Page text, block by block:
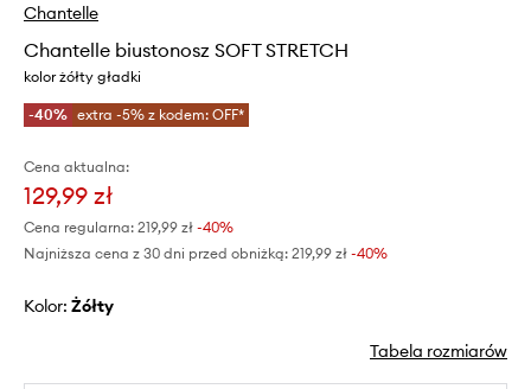
Chantelle
Chantelle biustonosz SOFT STRETCH
kolor żółty gładki
-40% extra -5% z kodem: OFF*
Cena aktualna:
129,99 zł
Cena regularna: 219,99 zł -40%
Najniższa cena z 30 dni przed obniżką: 219,99 zł -40%
Kolor: żółty
Tabela rozmiarów